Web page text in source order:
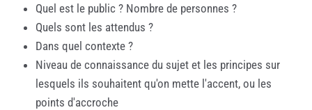
Quel est le public ? Nombre de personnes ?
Quels sont les attendus ?
Dans quel contexte ?
Niveau de connaissance du sujet et les principes sur
lesquels ils souhaitent qu'on mette l'accent, ou les
points d'accroche